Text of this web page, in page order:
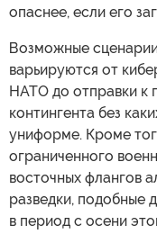
опаснее, если его
Возможные
варьируются от
НАТО до отправки к
контингента без
униформе. Кроме
ограниченного
восточных флангов
разведки, подобные
в период с осени